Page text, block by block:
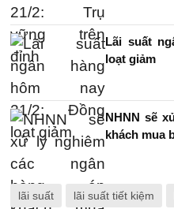
Lãi suất
loạt giảm
NHNN sẽ
khách mua
lãi suất lãi suất tiết kiệm